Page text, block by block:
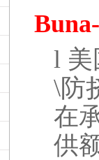
l 美
\防
在
供